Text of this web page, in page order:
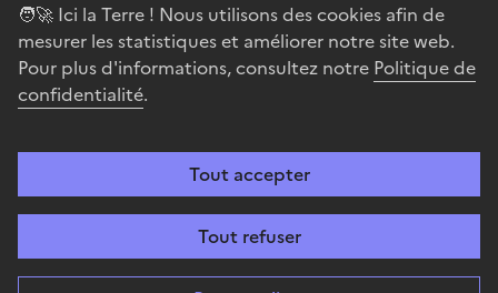
🧑‍🚀 Ici la Terre ! Nous utilisons des cookies afin de
mesurer les statistiques et améliorer notre site web.
Pour plus d'informations, consultez notre Politique de
confidentialité.
Tout accepter
Tout refuser
en œuvre sa stratégie spatiale.
legifrance.gouv.fr
gouvernement.fr
Accessibilité : partiellement conforme Mentions légales
Gestion des cookies